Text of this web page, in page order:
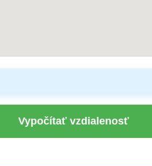
Vypočítať vzdialenosť